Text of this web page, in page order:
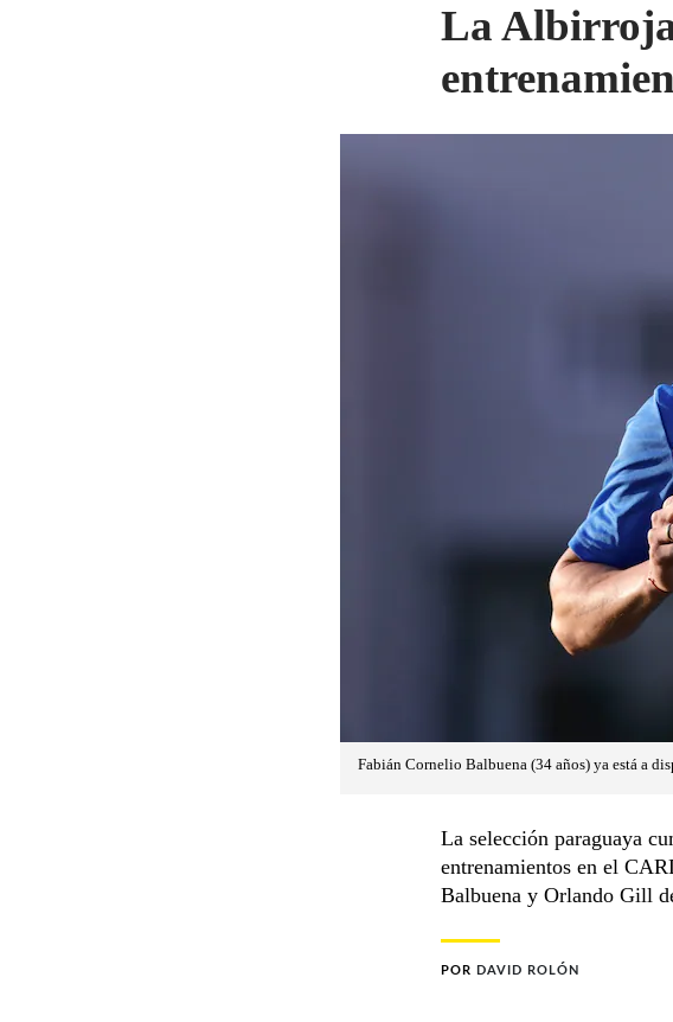
La
Fabián Cornelio Balbuena (34 años) ya está a
La selección paraguaya
entrenamientos en el
Balbuena y Orlando Gill
POR DAVID ROLÓN